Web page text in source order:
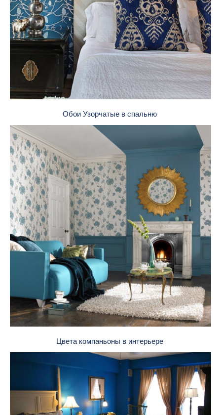
Обои Узорчатые в спальню
Цвета компаньоны в интерьере